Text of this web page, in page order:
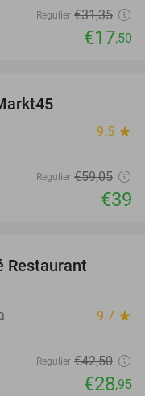
Regulier €31,35
€17,50
9.5 star
Regulier €59,05
€39
Restaurant
9.7 star
Regulier €42,50
€28,95